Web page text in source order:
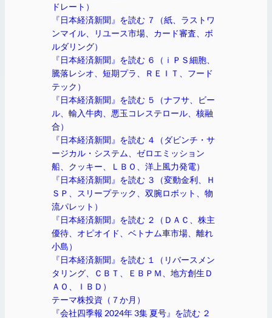
ドレート）
『日本経済新聞』を読む ７（紙、ラストワ
ンマイル、リユース市場、カード審査、ボ
ルダリング）
『日本経済新聞』を読む ６（ｉＰＳ細胞、
騰落レシオ、短期プラ、ＲＥＩＴ、フード
テック）
『日本経済新聞』を読む ５（ナフサ、ビー
ル、輸入牛肉、悪玉コレステロール、核融
合）
『日本経済新聞』を読む ４（ダビンチ・サ
ージカル・システム、ゼロエミッション
船、クッキー、ＬＢＯ、洋上風力発電）
『日本経済新聞』を読む ３（変動金利、Ｈ
ＳＰ、スリープテック、双腕ロボット、物
流パレット）
『日本経済新聞』を読む ２（ＤＡＣ、株主
優待、オピオイド、ベトナム車市場、離れ
小島）
『日本経済新聞』を読む １（リバースメン
タリング、ＣＢＴ、ＥＢＰＭ、地方創生Ｄ
ＡＯ、ＩＢＤ）
テーマ株投資（７か月）
『会社四季報 2024年 3集 夏号』を読む ２